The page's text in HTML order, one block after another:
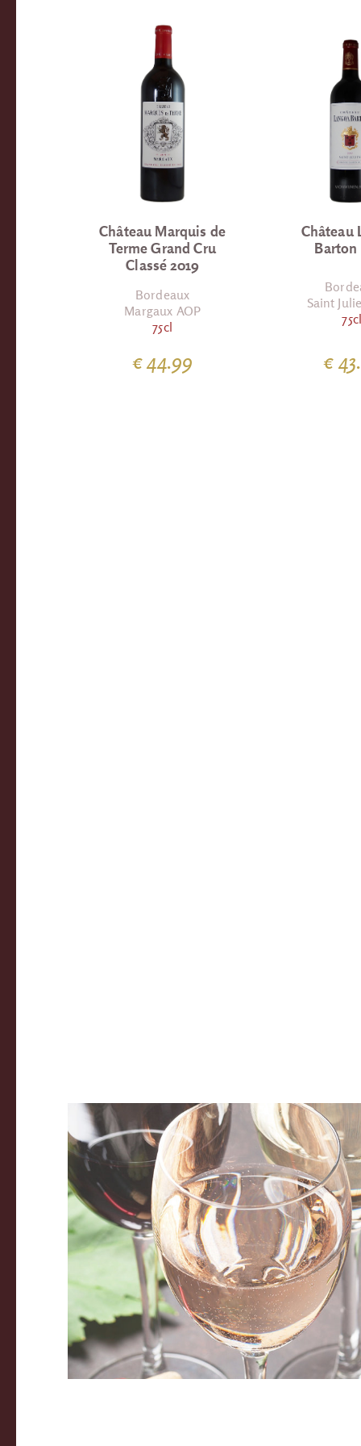
Château Marquis de
Terme Grand Cru
Classé 2019
Bordeaux
Margaux AOP
75cl
€ 44.99
Château
Barton
Saint
€